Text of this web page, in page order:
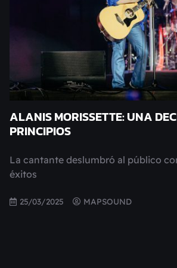
ALANIS MORISSETTE: UNA
PRINCIPIOS
La cantante deslumbró al público
éxitos
25/03/2025 MAPSOUND